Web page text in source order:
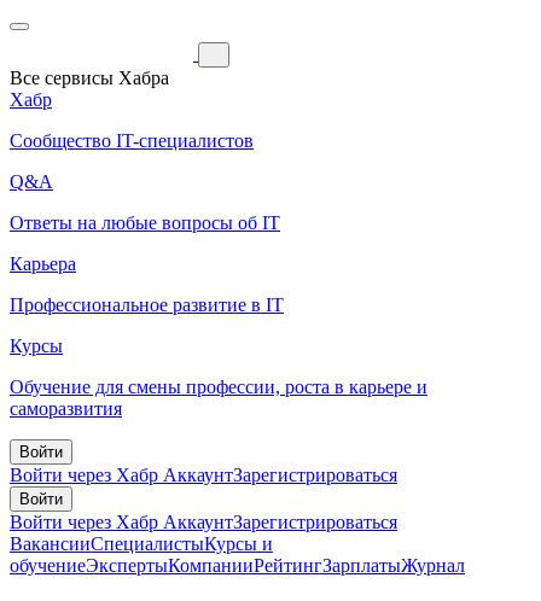
Все сервисы Хабра
Хабр
Сообщество IT-специалистов
Q&A
Ответы на любые вопросы об IT
Карьера
Профессиональное развитие в IT
Курсы
Обучение для смены профессии, роста в карьере и
саморазвития
Войти
Войти через Хабр АккаунтЗарегистрироваться
Войти
Войти через Хабр АккаунтЗарегистрироваться
ВакансииСпециалистыКурсы и
обучениеЭкспертыКомпанииРейтингЗарплатыЖурнал